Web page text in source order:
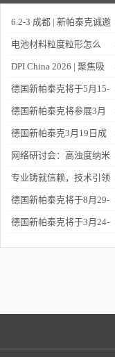
6.2-3 成都 | 新帕泰克诚邀
您相约CPI西南制药工业
大会
电池材料粒度粒形怎么
测？德国新帕泰克邀您共
赴CIBF2026
DPI China 2026 | 聚焦吸
入制剂前沿，共探技术创
新之路
德国新帕泰克将于5月15-
17日参加深圳CIBF电池
展
德国新帕泰克将参展3月
20-21日成都CPI制药工业
大会
德国新帕泰克3月19日成
都粒度与粒形分析研讨会
诚邀参与
网络研讨会：高浊度纳米
颗粒分散体系中的粒度分
析
专业铸就信赖，技术引领
未来——新帕泰克中国20
周年
德国新帕泰克将于8月29-
31日参加Formnext 2023
德国新帕泰克将于3月24-